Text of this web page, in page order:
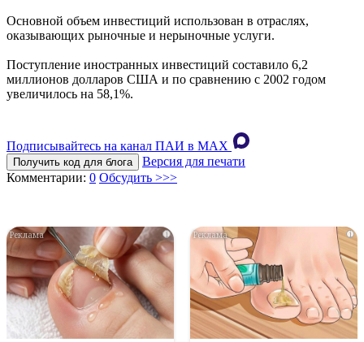
Основной объем инвестиций использован в отраслях,
оказывающих рыночные и нерыночные услуги.
Поступление иностранных инвестиций составило 6,2
миллионов долларов США и по сравнению с 2002 годом
увеличилось на 58,1%.
Подписывайтесь на канал ПАИ в MAХ
Получить код для блога
Версия для печати
Комментарии: 0 Обсудить >>>
i i